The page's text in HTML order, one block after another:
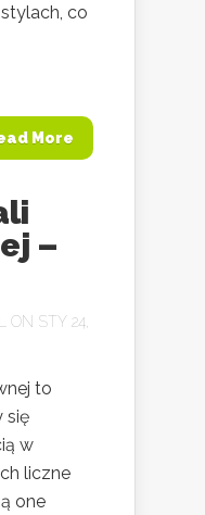
co
More
–
ON STY 24,
to
się
w
liczne
one